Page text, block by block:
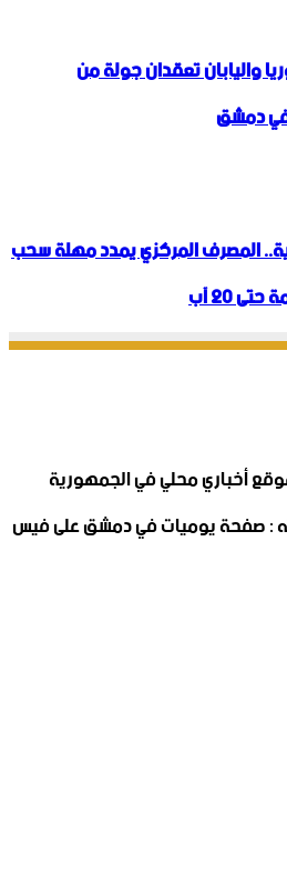
واليابان تعقدان جولة من
في دمشق
المصرف المركزي يمدد مهلة سحب
20 آب
أخباري محلي في الجمهورية
: صفحة يوميات في دمشق على فيس